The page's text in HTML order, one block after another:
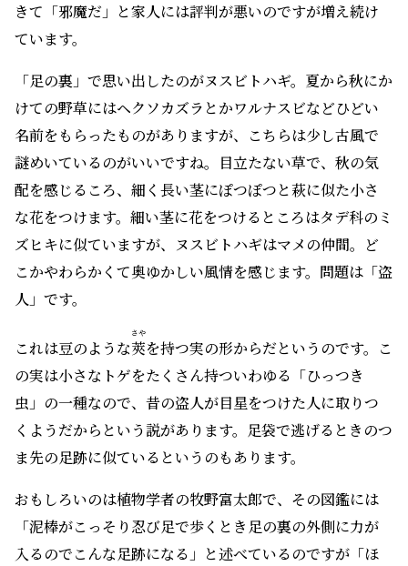
きて「邪魔だ」と家人には評判が悪いのですが増え続け
ています。
「足の裏」で思い出したのがヌスビトハギ。夏から秋にか
けての野草にはヘクソカズラとかワルナスビなどひどい
名前をもらったものがありますが、こちらは少し古風で
謎めいているのがいいですね。目立たない草で、秋の気
配を感じるころ、細く長い茎にぽつぽつと萩に似た小さ
な花をつけます。細い茎に花をつけるところはタデ科のミ
ズヒキに似ていますが、ヌスビトハギはマメの仲間。ど
こかやわらかくて奥ゆかしい風情を感じます。問題は「盗
人」です。
これは豆のような莢
さや
を持つ実の形からだというのです。こ
の実は小さなトゲをたくさん持ついわゆる「ひっつき
虫」の一種なので、昔の盗人が目星をつけた人に取りつ
くようだからという説があります。足袋で逃げるときのつ
ま先の足跡に似ているというのもあります。
おもしろいのは植物学者の牧野富太郎で、その図鑑には
「泥棒がこっそり忍び足で歩くとき足の裏の外側に力が
入るのでこんな足跡になる」と述べているのですが「ほ